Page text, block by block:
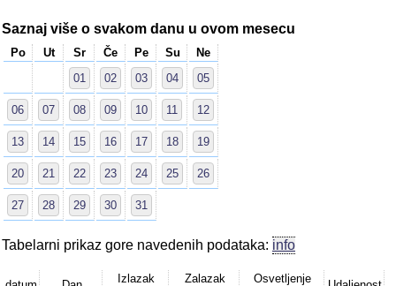
Saznaj više o svakom danu u ovom mesecu
Po Ut Sr Če Pe Su
Ne
01
02 03 04 05
06 07 08 09 10 11 12
13 14 15 16 17 18 19
20 21 22 23 24 25 26
27 28 29 30 31
Tabelarni prikaz gore navedenih podataka: info
Izlazak
Zalazak
Osvetljenje